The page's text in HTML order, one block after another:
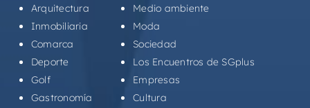
Arquitectura
Inmobiliaria
Comarca
Deporte
Golf
Gastronomía
Medio ambiente
Moda
Sociedad
Los Encuentros de SGplus
Empresas
Cultura